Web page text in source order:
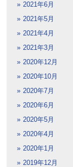
2021年6月
2021年5月
2021年4月
2021年3月
2020年12月
2020年10月
2020年7月
2020年6月
2020年5月
2020年4月
2020年1月
2019年12月